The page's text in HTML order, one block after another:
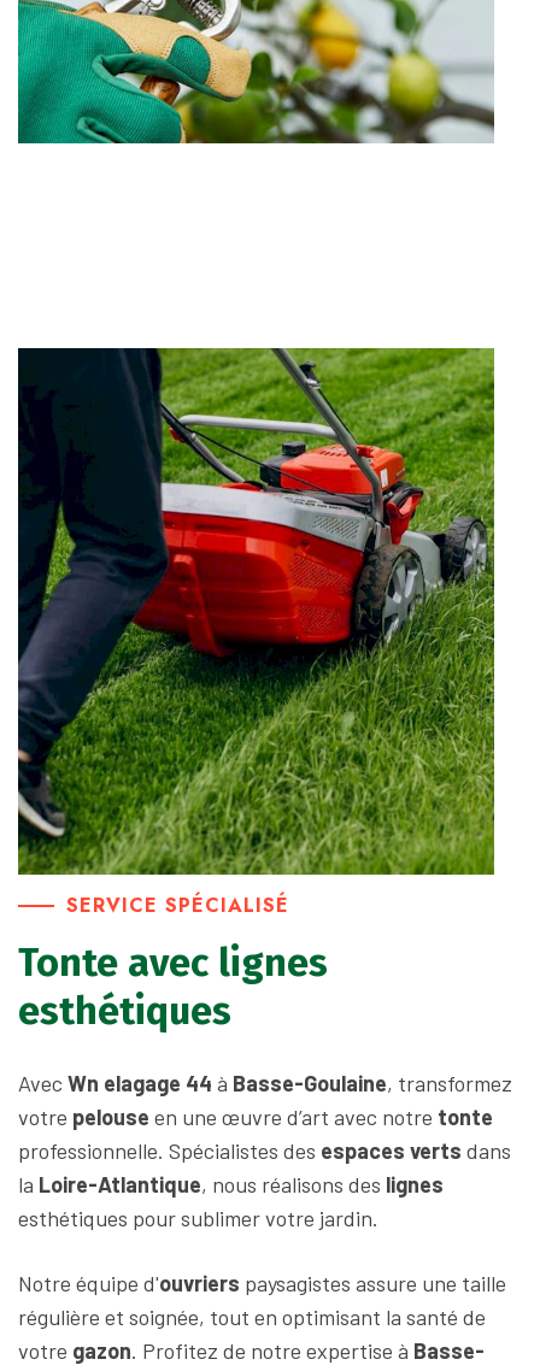
SERVICE SPÉCIALISÉ
Tonte avec lignes
esthétiques
Avec Wn elagage 44 à Basse-Goulaine, transformez
votre pelouse en une œuvre d’art avec notre tonte
professionnelle. Spécialistes des espaces verts dans
la Loire-Atlantique, nous réalisons des lignes
esthétiques pour sublimer votre jardin.
Notre équipe d'ouvriers paysagistes assure une taille
régulière et soignée, tout en optimisant la santé de
votre gazon. Profitez de notre expertise à Basse-